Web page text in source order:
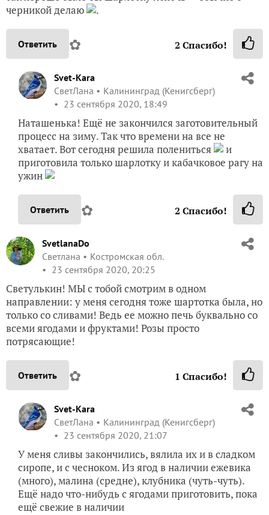
черникой делаю
.
Ответить ✿ 2 Спасибо!
Svet-Kara
СветЛана
Калининград (Кенигсберг)
23 сентября 2020, 18:49
Наташенька! Ещё не закончился заготовительный
процесс на зиму. Так что времени на все не
хватает. Вот сегодня решила полениться
и
приготовила только шарлотку и кабачковое рагу на
ужин
Ответить ✿ 2 Спасибо!
SvetlanaDo
Светлана
Костромская обл.
23 сентября 2020, 20:25
Светулькин! МЫ с тобой смотрим в одном
направлении: у меня сегодня тоже шартотка была, но
только со сливами! Ведь ее можно печь буквально со
всеми ягодами и фруктами! Розы просто
потрясающие!
Ответить ✿ 1 Спасибо!
Svet-Kara
СветЛана
Калининград (Кенигсберг)
23 сентября 2020, 21:07
У меня сливы закончились, вялила их и в сладком
сиропе, и с чесноком. Из ягод в наличии ежевика
(много), малина (средне), клубника (чуть-чуть).
Ещё надо что-нибудь с ягодами приготовить, пока
ещё свежие в наличии